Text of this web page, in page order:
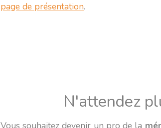
page de présentation.
N'attendez
Vous souhaitez devenir un pro de la